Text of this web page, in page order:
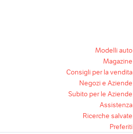
Modelli auto
Magazine
Consigli per la vendita
Negozi e Aziende
Subito per le Aziende
Assistenza
Ricerche salvate
Preferiti